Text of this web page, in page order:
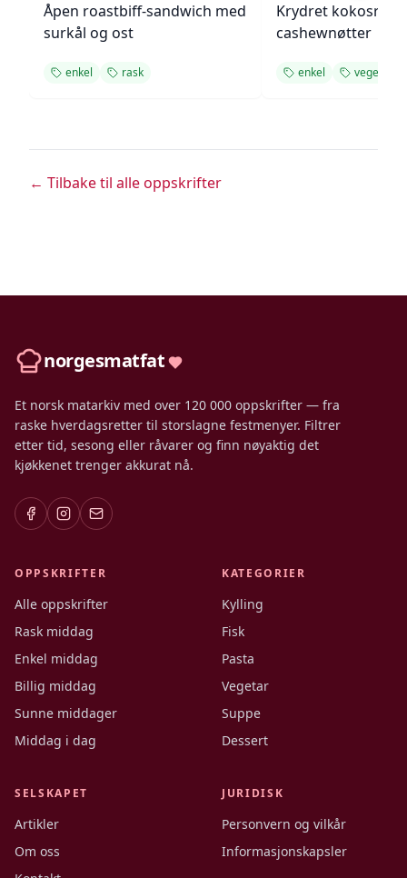
Åpen roastbiff-sandwich med
surkål og ost
enkel rask
Krydret kokosris
cashewnøtter
enkel vegetar
← Tilbake til alle oppskrifter
norgesmatfat
Et norsk matarkiv med over 120 000 oppskrifter — fra
raske hverdagsretter til storslagne festmenyer. Filtrer
etter tid, sesong eller råvarer og finn nøyaktig det
kjøkkenet trenger akkurat nå.
OPPSKRIFTER
Alle oppskrifter
Rask middag
Enkel middag
Billig middag
Sunne middager
Middag i dag
KATEGORIER
Kylling
Fisk
Pasta
Vegetar
Suppe
Dessert
SELSKAPET
Artikler
Om oss
JURIDISK
Personvern og vilkår
Informasjonskapsler